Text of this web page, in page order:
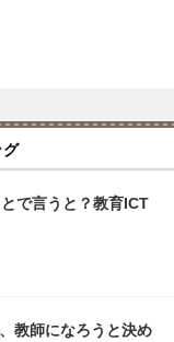
グ
で言うと？教育ICT
教師になろうと決め